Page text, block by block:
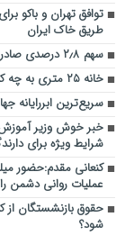
توافق تهران و باکو
طریق خاک ایران
سهم ۲٫۸ درصدی صادرات کشور توسط تعاونی ها
خانه ۲۵ متری به چه کار می آید؟
سریع‌ترین ابررایانه
خبر خوش وزیر
شرایط ویژه برای
عملیات روانی دشمن
حقوق بازنشستگان از
شود؟